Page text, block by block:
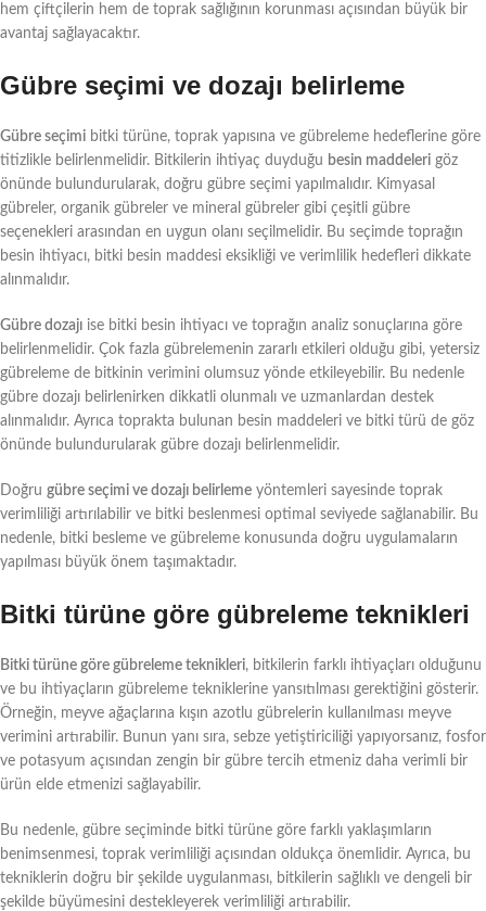
hem çiftçilerin hem de toprak sağlığının korunması açısından büyük bir
avantaj sağlayacaktır.
Gübre seçimi ve dozajı belirleme
Gübre seçimi bitki türüne, toprak yapısına ve gübreleme hedeflerine göre
titizlikle belirlenmelidir. Bitkilerin ihtiyaç duyduğu besin maddeleri göz
önünde bulundurularak, doğru gübre seçimi yapılmalıdır. Kimyasal
gübreler, organik gübreler ve mineral gübreler gibi çeşitli gübre
seçenekleri arasından en uygun olanı seçilmelidir. Bu seçimde toprağın
besin ihtiyacı, bitki besin maddesi eksikliği ve verimlilik hedefleri dikkate
alınmalıdır.
Gübre dozajı ise bitki besin ihtiyacı ve toprağın analiz sonuçlarına göre
belirlenmelidir. Çok fazla gübrelemenin zararlı etkileri olduğu gibi, yetersiz
gübreleme de bitkinin verimini olumsuz yönde etkileyebilir. Bu nedenle
gübre dozajı belirlenirken dikkatli olunmalı ve uzmanlardan destek
alınmalıdır. Ayrıca toprakta bulunan besin maddeleri ve bitki türü de göz
önünde bulundurularak gübre dozajı belirlenmelidir.
Doğru gübre seçimi ve dozajı belirleme yöntemleri sayesinde toprak
verimliliği artırılabilir ve bitki beslenmesi optimal seviyede sağlanabilir. Bu
nedenle, bitki besleme ve gübreleme konusunda doğru uygulamaların
yapılması büyük önem taşımaktadır.
Bitki türüne göre gübreleme teknikleri
Bitki türüne göre gübreleme teknikleri, bitkilerin farklı ihtiyaçları olduğunu
ve bu ihtiyaçların gübreleme tekniklerine yansıtılması gerektiğini gösterir.
Örneğin, meyve ağaçlarına kışın azotlu gübrelerin kullanılması meyve
verimini artırabilir. Bunun yanı sıra, sebze yetiştiriciliği yapıyorsanız, fosfor
ve potasyum açısından zengin bir gübre tercih etmeniz daha verimli bir
ürün elde etmenizi sağlayabilir.
Bu nedenle, gübre seçiminde bitki türüne göre farklı yaklaşımların
benimsenmesi, toprak verimliliği açısından oldukça önemlidir. Ayrıca, bu
tekniklerin doğru bir şekilde uygulanması, bitkilerin sağlıklı ve dengeli bir
şekilde büyümesini destekleyerek verimliliği artırabilir.